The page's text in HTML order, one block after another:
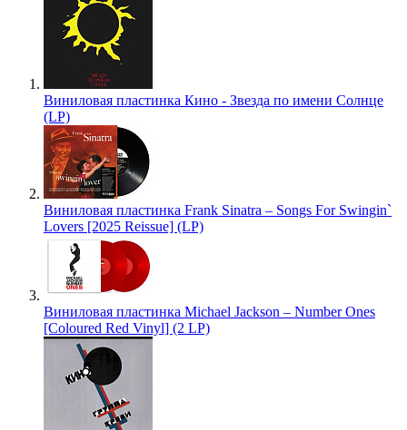
Виниловая пластинка Кино - Звезда по имени Солнце
(LP)
Виниловая пластинка Frank Sinatra – Songs For Swingin`
Lovers [2025 Reissue] (LP)
Виниловая пластинка Michael Jackson – Number Ones
[Coloured Red Vinyl] (2 LP)